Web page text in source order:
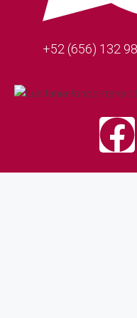
+52 (656) 132